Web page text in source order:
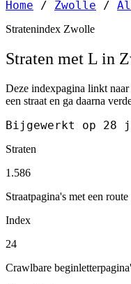
Home / Zwolle /
Stratenindex Zwolle
Straten met L in
Deze indexpagina linkt
een straat en ga daarna
Bijgewerkt op 28
Straten
1.586
Straatpagina's met een
Index
24
Crawlbare